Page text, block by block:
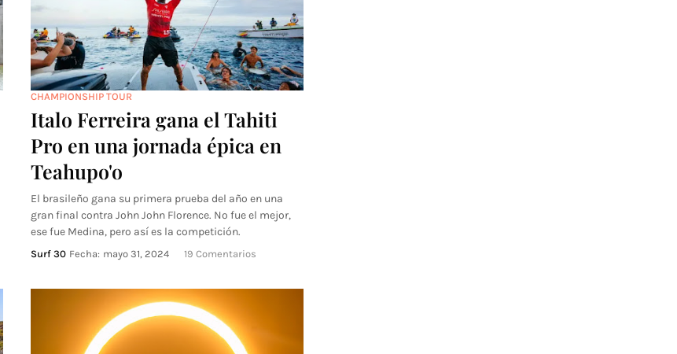
CHAMPIONSHIP TOUR
Italo Ferreira gana el Tahiti
Pro en una jornada épica en
Teahupo'o
El brasileño gana su primera prueba del año en una
gran final contra John John Florence. No fue el mejor,
ese fue Medina, pero así es la competición.
Surf 30 Fecha: mayo 31, 2024 19 Comentarios